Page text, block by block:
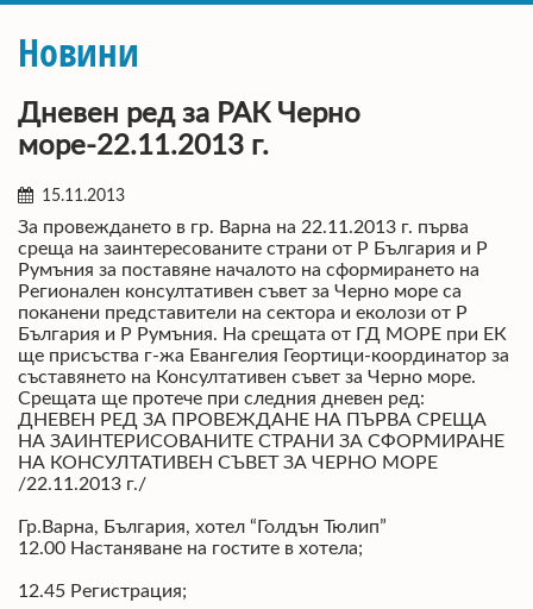
Новини
Дневен ред за РАК Черно
море-22.11.2013 г.
15.11.2013
За провеждането в гр. Варна на 22.11.2013 г. първа
среща на заинтересованите страни от Р България и Р
Румъния за поставяне началото на сформирането на
Регионален консултативен съвет за Черно море са
поканени представители на сектора и еколози от Р
България и Р Румъния. На срещата от ГД МОРЕ при ЕК
ще присъства г-жа Евангелия Геортици-координатор за
съставянето на Консултативен съвет за Черно море.
Срещата ще протече при следния дневен ред:
ДНЕВЕН РЕД ЗА ПРОВЕЖДАНЕ НА ПЪРВА СРЕЩА
НА ЗАИНТЕРИСОВАНИТЕ СТРАНИ ЗА СФОРМИРАНЕ
НА КОНСУЛТАТИВЕН СЪВЕТ ЗА ЧЕРНО МОРЕ
/22.11.2013 г./
Гр.Варна, България, хотел “Голдън Тюлип”
12.00 Настаняване на гостите в хотела;
12.45 Регистрация;